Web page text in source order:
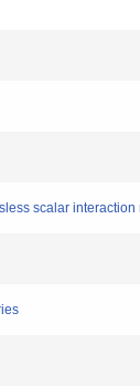
scalar interaction